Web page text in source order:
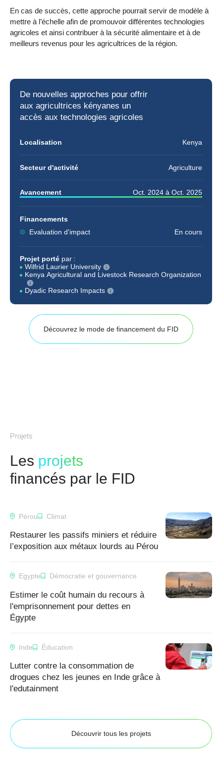
En cas de succès, cette approche pourrait servir de modèle à
mettre à l’échelle afin de promouvoir différentes technologies
agricoles et ainsi contribuer à la sécurité alimentaire et à de
meilleurs revenus pour les agricultrices de la région.
De nouvelles approches pour offrir
aux agricultrices kényanes un
accès aux technologies agricoles
Localisation Kenya
Secteur d'activité Agriculture
Avancement Oct. 2024 à Oct. 2025
Financements
Evaluation d'impact
En cours
Projet porté par :
Wilfrid Laurier University
Kenya Agricultural and Livestock Research Organization
Dyadic Research Impacts
Découvrez le mode de financement du FID
Projets
Les projets
financés par le FID
Découvrir tous les projets
Pérou Climat
Restaurer les passifs miniers et réduire
l’exposition aux métaux lourds au Pérou
Egypte Démocratie et gouvernance
Estimer le coût humain du recours à
l'emprisonnement pour dettes en
Égypte
Inde Éducation
Lutter contre la consommation de
drogues chez les jeunes en Inde grâce à
l'edutainment